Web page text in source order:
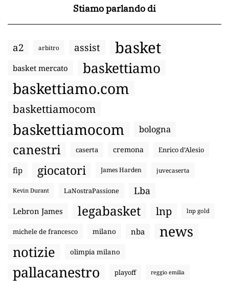
Stiamo parlando di
a2 arbitro assist basket
basket mercato baskettiamo
baskettiamo.com
baskettiamocom
baskettiamocom bologna
canestri caserta cremona Enrico d’Alesio
fip giocatori James Harden juvecaserta
Kevin Durant LaNostraPassione Lba
Lebron James legabasket lnp lnp gold
michele de francesco milano nba news
notizie olimpia milano
pallacanestro playoff reggio emilia